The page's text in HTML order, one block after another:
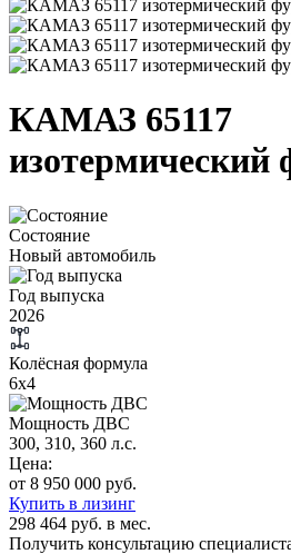
КАМАЗ 65117
изотермический
Состояние
Новый автомобиль
Год выпуска
2026
Колёсная формула
6х4
Мощность ДВС
300, 310, 360 л.с.
Цена:
от 8 950 000 руб.
Купить в лизинг
298 464 руб. в мес.
Получить консультацию